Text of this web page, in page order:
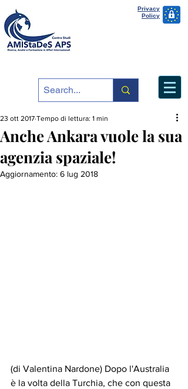
Privacy
Policy
Anche Ankara vuole la sua
agenzia spaziale!
23 ott 2017 Tempo di lettura: 1 min
Aggiornamento: 6 lug 2018
(di Valentina Nardone) Dopo l'Australia
è la volta della Turchia, che con questa